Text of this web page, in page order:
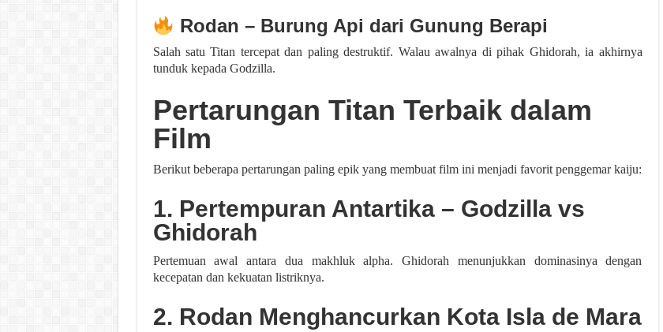
Rodan – Burung Api dari Gunung Berapi
Salah satu Titan tercepat dan paling destruktif. Walau awalnya di pihak Ghidorah, ia akhirnya
tunduk kepada Godzilla.
Pertarungan Titan Terbaik dalam
Film
Berikut beberapa pertarungan paling epik yang membuat film ini menjadi favorit penggemar kaiju:
1. Pertempuran Antartika – Godzilla vs
Ghidorah
Pertemuan awal antara dua makhluk alpha. Ghidorah menunjukkan dominasinya dengan
kecepatan dan kekuatan listriknya.
2. Rodan Menghancurkan Kota Isla de Mara